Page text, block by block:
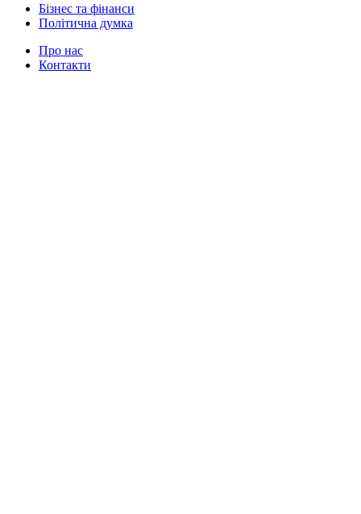
Бізнес та фінанси
Політична думка
Про нас
Контакти